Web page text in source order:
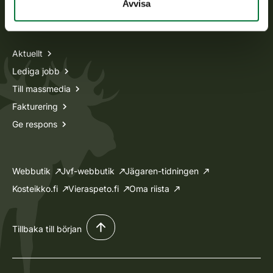
Avvisa
Information om oss
Aktuellt
Lediga jobb
Till massmedia
Fakturering
Ge respons
Webbutik Jvf-webbutik
Jägaren-tidningen
Kosteikko.fi
Vieraspeto.fi Oma riista
Tillbaka till början